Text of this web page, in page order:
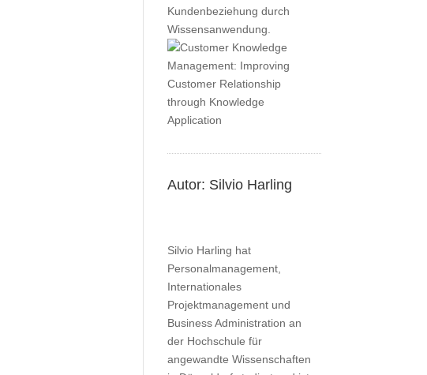
Kundenbeziehung durch
Wissensanwendung.
Autor: Silvio Harling
Silvio Harling hat
Personalmanagement,
Internationales
Projektmanagement und
Business Administration an
der Hochschule für
angewandte Wissenschaften